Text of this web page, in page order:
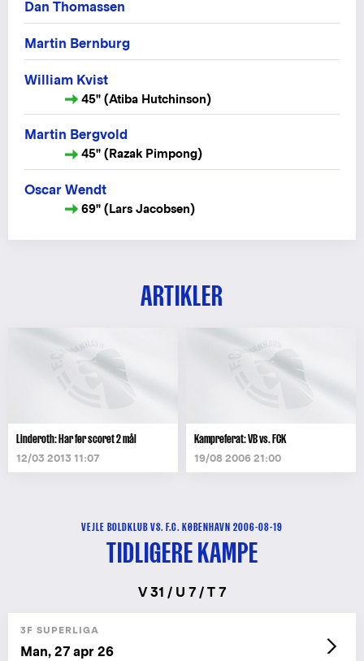
Dan Thomassen
Martin Bernburg
William Kvist
45" (Atiba Hutchinson)
Martin Bergvold
45" (Razak Pimpong)
Oscar Wendt
69" (Lars Jacobsen)
ARTIKLER
Linderoth: Har før scoret 2 mål
12/03 2013 11:07
Kampreferat: VB vs. FCK
19/08 2006 21:00
VEJLE BOLDKLUB VS. F.C. KØBENHAVN 2006-08-19
TIDLIGERE KAMPE
V 31 / U 7 / T 7
3F SUPERLIGA
Man, 27 apr 26